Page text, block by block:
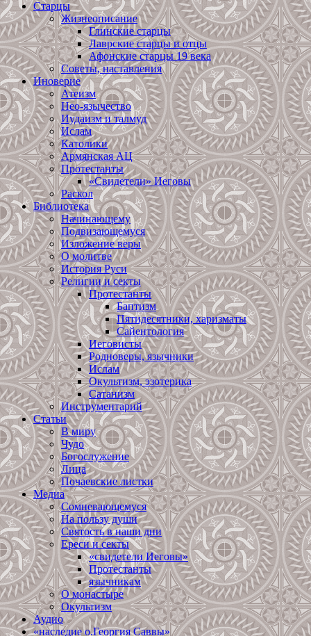
Старцы
Жизнеописание
Глинские старцы
Лаврские старцы и отцы
Афонские старцы 19 века
Советы, наставления
Иноверие
Атеизм
Нео-язычество
Иудаизм и талмуд
Ислам
Католики
Армянская АЦ
Протестанты
«Свидетели» Иеговы
Раскол
Библиотека
Начинающему
Подвизающемуся
Изложение веры
О молитве
История Руси
Религии и секты
Протестанты
Баптизм
Пятидесятники, харизматы
Сайентология
Иеговисты
Родноверы, язычники
Ислам
Окультизм, эзотерика
Сатанизм
Инструментарий
Статьи
В миру
Чудо
Богослужение
Лица
Почаевские листки
Медиа
Сомневающемуся
На пользу души
Святость в наши дни
Ереси и секты
«свидетели Иеговы»
Протестанты
язычникам
О монастыре
Окультизм
Аудио
«наследие о.Георгия Саввы»